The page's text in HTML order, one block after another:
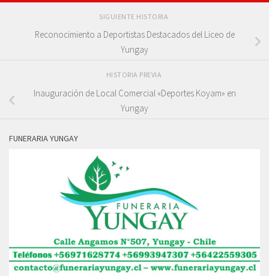
SIGUIENTE HISTORIA
Reconocimiento a Deportistas Destacados del Liceo de
Yungay
HISTORIA PREVIA
Inauguración de Local Comercial «Deportes Koyam» en
Yungay
FUNERARIA YUNGAY